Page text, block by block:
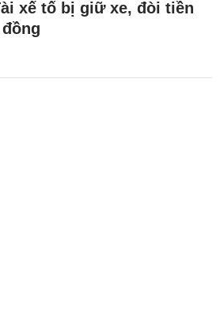
xế tố bị giữ xe, đòi tiền